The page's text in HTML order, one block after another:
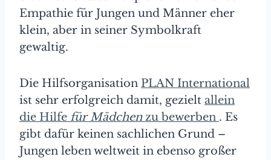
Empathie für Jungen und Männer eher
klein, aber in seiner Symbolkraft
gewaltig.
Die Hilfsorganisation PLAN International
ist sehr erfolgreich damit, gezielt allein
die Hilfe für Mädchenzu bewerben . Es
gibt dafür keinen sachlichen Grund –
Jungen leben weltweit in ebenso großer